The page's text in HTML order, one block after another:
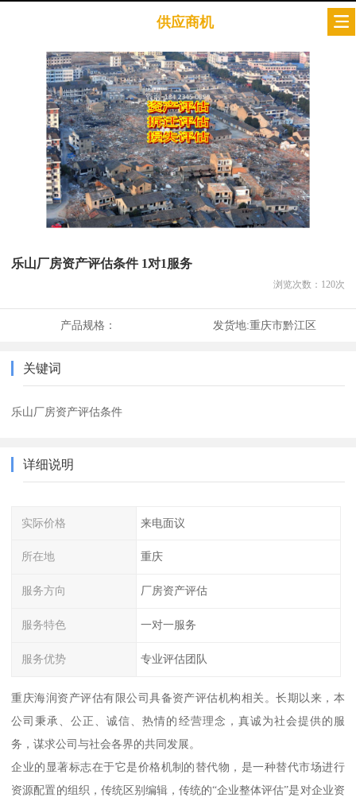
供应商机
乐山厂房资产评估条件 1对1服务
浏览次数： 120次
产品规格： 发货地:重庆市黔江区
关键词
乐山厂房资产评估条件
详细说明
实际价格 来电面议
所在地 重庆
服务方向 厂房资产评估
服务特色 一对一服务
服务优势 专业评估团队
重庆海润资产评估有限公司具备资产评估机构相关。长期以来，本
公司秉承、公正、诚信、热情的经营理念，真诚为社会提供的服
务，谋求公司与社会各界的共同发展。
企业的显著标志在于它是价格机制的替代物，是一种替代市场进行
资源配置的组织，传统区别编辑，传统的“企业整体评估”是对企业资